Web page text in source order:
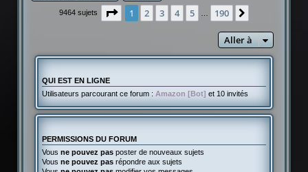
9464 sujets Page 1sur190
1 2 3 4 5 190
Aller à
QUI EST EN LIGNE
Utilisateurs parcourant ce forum : Amazon [Bot] et 10 invités
PERMISSIONS DU FORUM
Vous ne pouvez pasposter de nouveaux sujets
Vous ne pouvez pasrépondre aux sujets